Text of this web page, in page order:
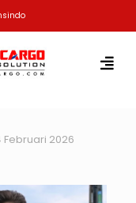
Februari 2026